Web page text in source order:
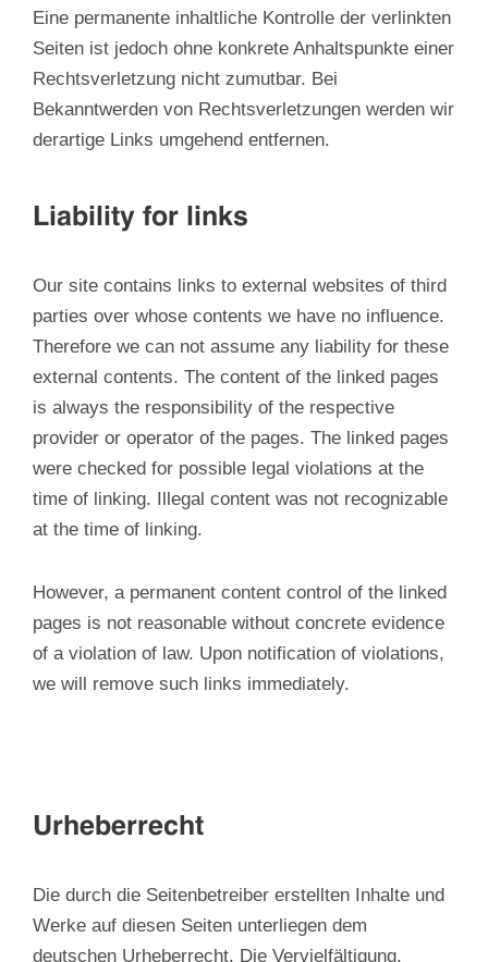
Eine permanente inhaltliche Kontrolle der verlinkten
Seiten ist jedoch ohne konkrete Anhaltspunkte einer
Rechtsverletzung nicht zumutbar. Bei
Bekanntwerden von Rechtsverletzungen werden wir
derartige Links umgehend entfernen.
Liability for links
Our site contains links to external websites of third
parties over whose contents we have no influence.
Therefore we can not assume any liability for these
external contents. The content of the linked pages
is always the responsibility of the respective
provider or operator of the pages. The linked pages
were checked for possible legal violations at the
time of linking. Illegal content was not recognizable
at the time of linking.
However, a permanent content control of the linked
pages is not reasonable without concrete evidence
of a violation of law. Upon notification of violations,
we will remove such links immediately.
Urheberrecht
Die durch die Seitenbetreiber erstellten Inhalte und
Werke auf diesen Seiten unterliegen dem
deutschen Urheberrecht. Die Vervielfältigung,